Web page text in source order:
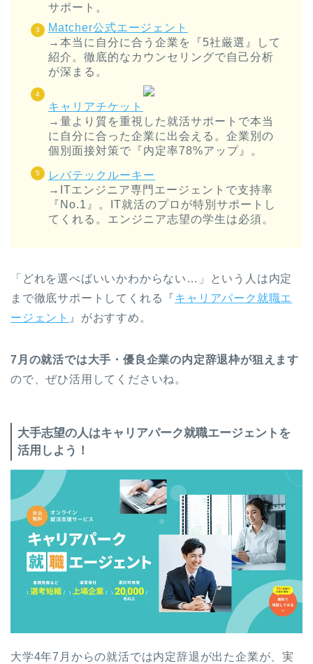
サポート。
Matcher公式エージェント
→本当に自分に合う企業を『5社厳選』して
紹介。徹底的なカウンセリングで自己分析
が深まる。
キャリアチケット
→量より質を重視した就活サポートで本当
に自分に合った企業に出会える。企業別の
個別面接対策で『内定率78%アップ』。
レバテックルーキー
→ITエンジニア専門エージェントで支持率
『No.1』。IT就活のプロが特別サポートし
てくれる。エンジニア志望の学生は必須。
「どれを選べばいいかわからない…」という人は内定
まで徹底サポートしてくれる『キャリアパーク就職エ
ージェント 』がおすすめ。
7月の就活では大手・優良企業の内定辞退枠が狙えます
ので、ぜひ活用してくださいね。
大手志望の人はキャリアパーク就職エージェントを
活用しよう！
大学4年7月からの就活では内定辞退が出た企業が、実